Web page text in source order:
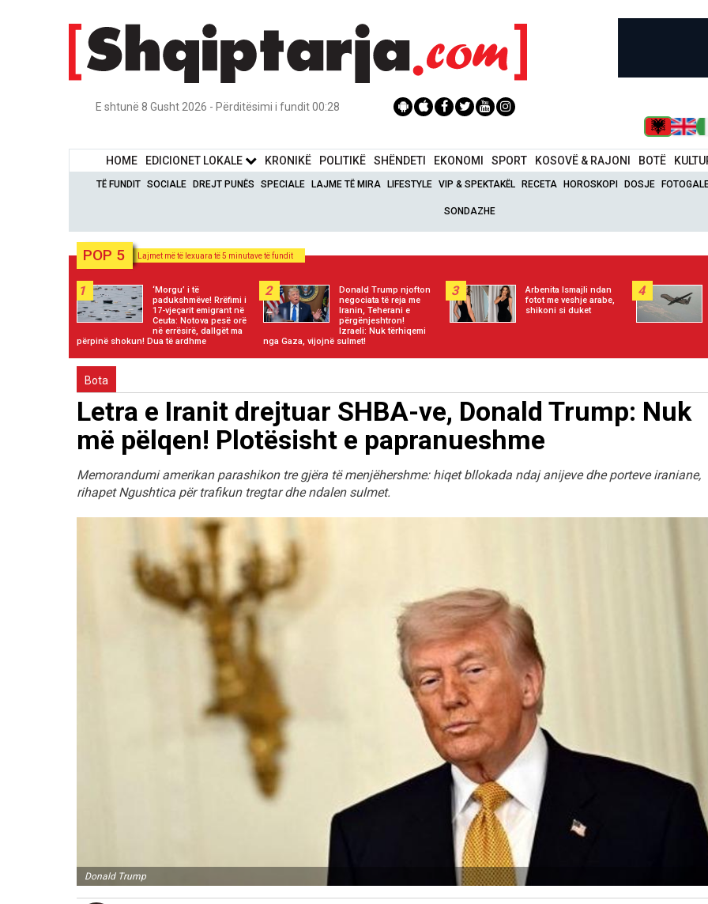
E shtunë 8 Gusht 2026 - Përditësimi i fundit 00:28
HOME EDICIONET LOKALE KRONIKË POLITIKË SHËNDETI EKONOMI SPORT KOSOVË & RAJONI BOTË
TË FUNDIT SOCIALE DREJT PUNËS SPECIALE LAJME TË MIRA LIFESTYLE VIP & SPEKTAKËL RECETA HOROSKOPI DOSJE
SONDAZHE
POP 5 Lajmet më të lexuara të 5 minutave të fundit
1
‘Morgu’ i të
padukshmëve! Rrëfimi i
17-vjeçarit emigrant në
Ceuta: Notova pesë orë
në errësirë, dallgët ma
përpinë shokun! Dua të ardhme
2
Donald Trump njofton
negociata të reja me
Iranin, Teherani e
përgënjeshtron!
Izraeli: Nuk tërhiqemi
nga Gaza, vijojnë sulmet!
3
Arbenita Ismajli ndan
fotot me veshje arabe,
shikoni si duket
4
Bota
Letra e Iranit drejtuar SHBA-ve, Donald Trump: Nuk
më pëlqen! Plotësisht e papranueshme
Memorandumi amerikan parashikon tre gjëra të menjëhershme: hiqet bllokada ndaj anijeve dhe porteve iraniane,
rihapet Ngushtica për trafikun tregtar dhe ndalen sulmet.
Donald Trump